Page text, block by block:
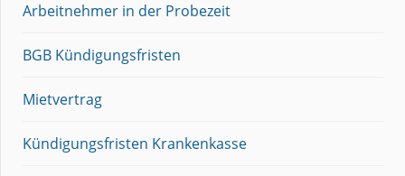
Arbeitnehmer in der Probezeit
BGB Kündigungsfristen
Mietvertrag
Kündigungsfristen Krankenkasse